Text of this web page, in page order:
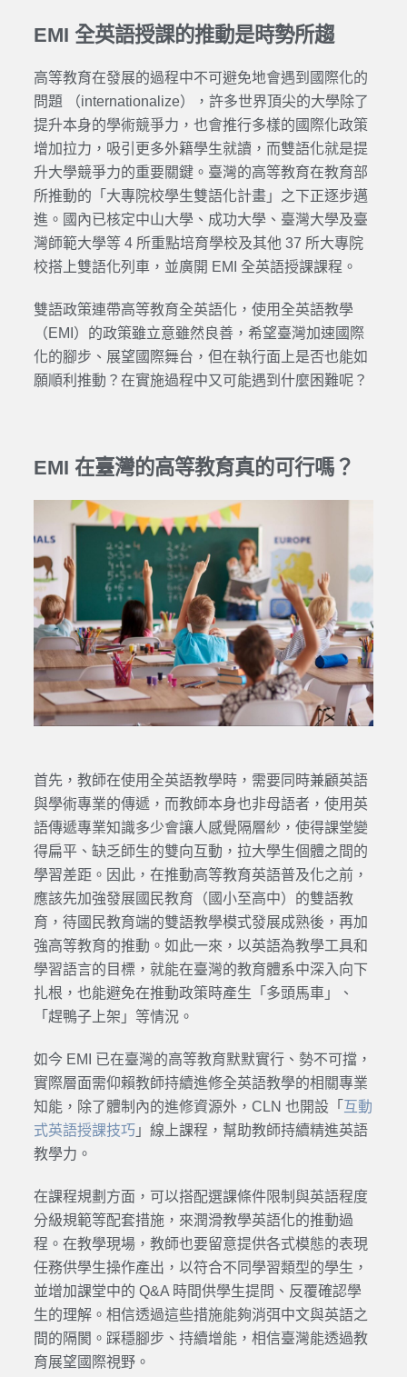
EMI 全英語授課的推動是時勢所趨
高等教育在發展的過程中不可避免地會遇到國際化的
問題 （internationalize），許多世界頂尖的大學除了
提升本身的學術競爭力，也會推行多樣的國際化政策
增加拉力，吸引更多外籍學生就讀，而雙語化就是提
升大學競爭力的重要關鍵。臺灣的高等教育在教育部
所推動的「大專院校學生雙語化計畫」之下正逐步邁
進。國內已核定中山大學、成功大學、臺灣大學及臺
灣師範大學等 4 所重點培育學校及其他 37 所大專院
校搭上雙語化列車，並廣開 EMI 全英語授課課程。
雙語政策連帶高等教育全英語化，使用全英語教學
（EMI）的政策雖立意雖然良善，希望臺灣加速國際
化的腳步、展望國際舞台，但在執行面上是否也能如
願順利推動？在實施過程中又可能遇到什麼困難呢？
EMI 在臺灣的高等教育真的可行嗎？
首先，教師在使用全英語教學時，需要同時兼顧英語
與學術專業的傳遞，而教師本身也非母語者，使用英
語傳遞專業知識多少會讓人感覺隔層紗，使得課堂變
得扁平、缺乏師生的雙向互動，拉大學生個體之間的
學習差距。因此，在推動高等教育英語普及化之前，
應該先加強發展國民教育（國小至高中）的雙語教
育，待國民教育端的雙語教學模式發展成熟後，再加
強高等教育的推動。如此一來，以英語為教學工具和
學習語言的目標，就能在臺灣的教育體系中深入向下
扎根，也能避免在推動政策時產生「多頭馬車」、
「趕鴨子上架」等情況。
如今 EMI 已在臺灣的高等教育默默實行、勢不可擋，
實際層面需仰賴教師持續進修全英語教學的相關專業
知能，除了體制內的進修資源外，CLN 也開設「 互動
式英語授課技巧 」線上課程，幫助教師持續精進英語
教學力。
在課程規劃方面，可以搭配選課條件限制與英語程度
分級規範等配套措施，來潤滑教學英語化的推動過
程。在教學現場，教師也要留意提供各式模態的表現
任務供學生操作產出，以符合不同學習類型的學生，
並增加課堂中的 Q&A 時間供學生提問、反覆確認學
生的理解。相信透過這些措施能夠消弭中文與英語之
間的隔閡。踩穩腳步、持續增能，相信臺灣能透過教
育展望國際視野。